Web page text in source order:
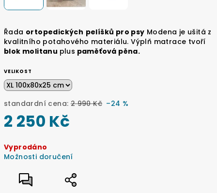
Řada ortopedických pelíšků pro psy Modena je ušitá z
kvalitního potahového materiálu. Výplň matrace tvoří
blok molitanu plus paměťová pěna.
VELIKOST
standardní cena: 2 990 Kč –24 %
2 250 Kč
cena:
Vyprodáno
Možnosti doručení